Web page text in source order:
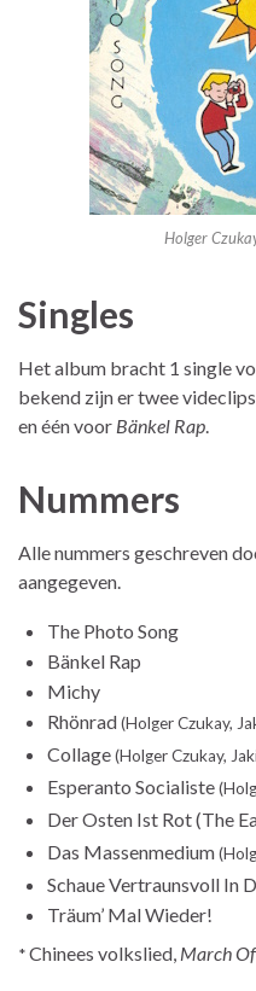
Holger
Singles
Het album bracht 1 single
bekend zijn er twee
en één voor Bänkel Rap
Nummers
Alle nummers geschreven
aangegeven.
The Photo Song
Bänkel Rap
Michy
Rhönrad(Holger Czukay,
Collage(Holger Czukay,
Esperanto Socialiste
Der Osten Ist Rot (The
Das Massenmedium
Schaue Vertraunsvoll In
Träum’ Mal Wieder!
*Chinees volkslied, March